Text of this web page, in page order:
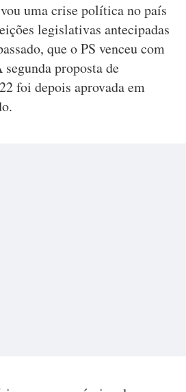
uma crise política no país
legislativas antecipadas
que o PS venceu com
proposta de
foi depois aprovada em